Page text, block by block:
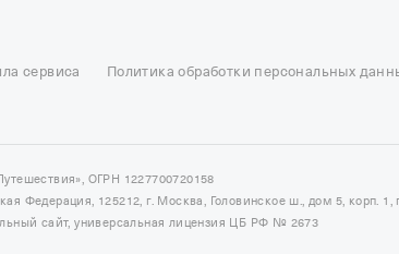
Отель Рэдиссон в Сочи
Отели в Абхазии Отели в Сортавале Еще
сервиса Политика обработки персональных
ОГРН 1227700720158
Федерация, 125212, г. Москва, Головинское ш., дом 5, корп. 1,
сайт, универсальная лицензия ЦБ РФ № 2673